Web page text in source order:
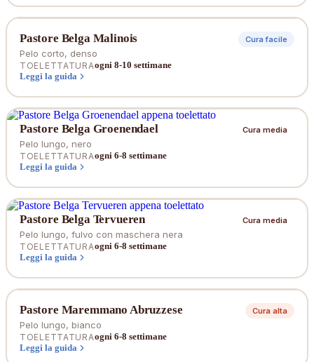
Pastore Belga Malinois Cura facile
Pelo corto, denso
TOELETTATURAogni 8-10 settimane
Leggi la guida
Pastore Belga Groenendael Cura media
Pelo lungo, nero
TOELETTATURAogni 6-8 settimane
Leggi la guida
Pastore Belga Tervueren Cura media
Pelo lungo, fulvo con maschera nera
TOELETTATURAogni 6-8 settimane
Leggi la guida
Pastore Maremmano Abruzzese Cura alta
Pelo lungo, bianco
TOELETTATURAogni 6-8 settimane
Leggi la guida